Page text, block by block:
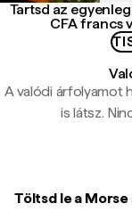
Tartsd az
CFA francs
A valódi árfolyamot
is látsz.
Töltsd le a